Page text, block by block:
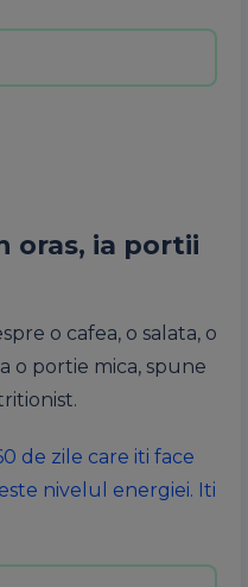
oras, ia portii
o cafea, o salata, o
o portie mica, spune
de zile care iti face
nivelul energiei. Iti